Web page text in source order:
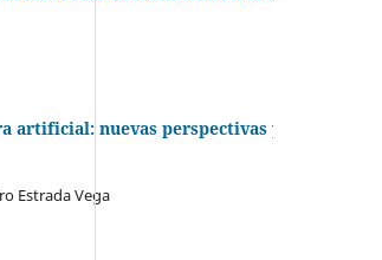
artificial: nuevas perspectivas y desafíos
Estrada Vega